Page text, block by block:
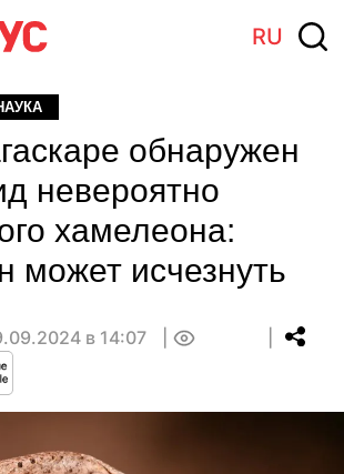
RU
обнаружен
невероятно
хамелеона:
может исчезнуть
в 14:07